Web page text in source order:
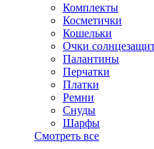
Комплекты
Косметички
Кошельки
Очки
Палантины
Перчатки
Платки
Ремни
Снуды
Шарфы
Смотреть все